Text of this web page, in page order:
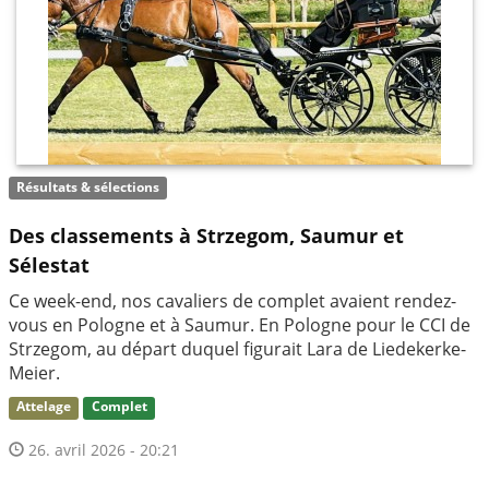
Résultats & sélections
Des classements à Strzegom, Saumur et
Sélestat
Ce week-end, nos cavaliers de complet avaient rendez-
vous en Pologne et à Saumur. En Pologne pour le CCI de
Strzegom, au départ duquel figurait Lara de Liedekerke-
Meier.
Attelage Complet
26. avril 2026 - 20:21